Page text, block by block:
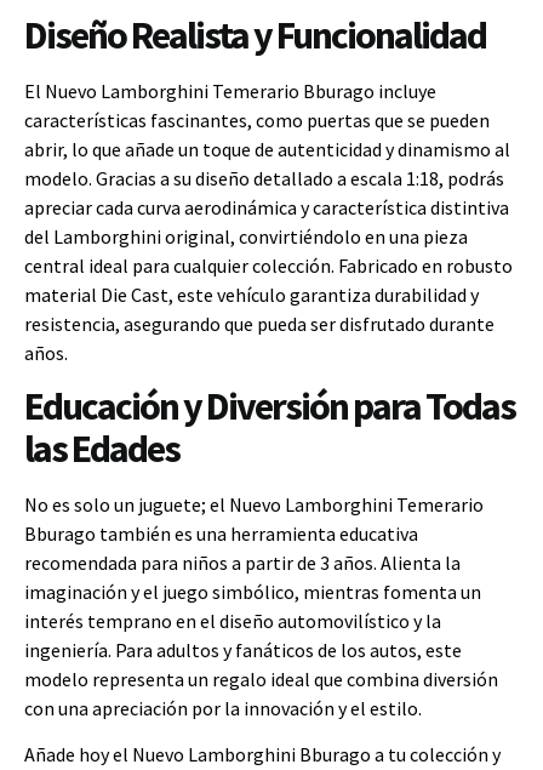
Diseño Realista y Funcionalidad
El Nuevo Lamborghini Temerario Bburago incluye
características fascinantes, como puertas que se pueden
abrir, lo que añade un toque de autenticidad y dinamismo al
modelo. Gracias a su diseño detallado a escala 1:18, podrás
apreciar cada curva aerodinámica y característica distintiva
del Lamborghini original, convirtiéndolo en una pieza
central ideal para cualquier colección. Fabricado en robusto
material Die Cast, este vehículo garantiza durabilidad y
resistencia, asegurando que pueda ser disfrutado durante
años.
Educación y Diversión para Todas
las Edades
No es solo un juguete; el Nuevo Lamborghini Temerario
Bburago también es una herramienta educativa
recomendada para niños a partir de 3 años. Alienta la
imaginación y el juego simbólico, mientras fomenta un
interés temprano en el diseño automovilístico y la
ingeniería. Para adultos y fanáticos de los autos, este
modelo representa un regalo ideal que combina diversión
con una apreciación por la innovación y el estilo.
Añade hoy el Nuevo Lamborghini Bburago a tu colección y